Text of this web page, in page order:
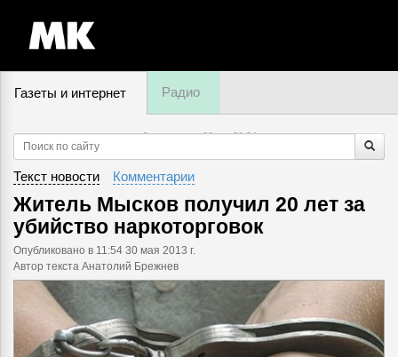
Газеты и интернет Радио
9 августа, суббота,01:34
Текст новости Комментарии
Житель Мысков получил 20 лет за
убийство наркоторговок
Опубликовано в 11:54 30 мая 2013 г.
Автор текста Анатолий Брежнев